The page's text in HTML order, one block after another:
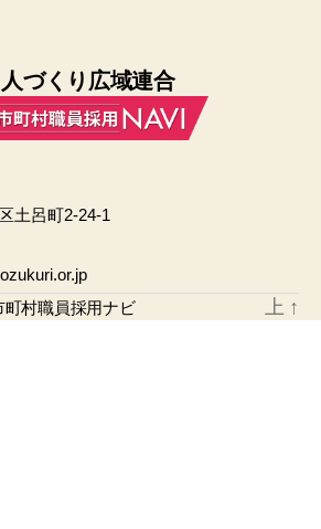
づくり広域連合
土呂町2-24-1
町村職員採用ナビ 上 ↑